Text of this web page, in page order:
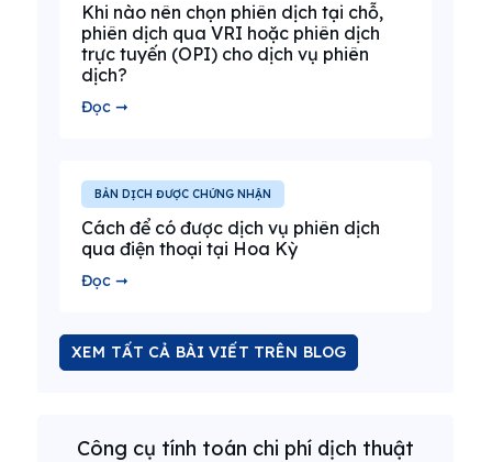
Khi nào nên chọn phiên dịch tại chỗ,
phiên dịch qua VRI hoặc phiên dịch
trực tuyến (OPI) cho dịch vụ phiên
dịch?
Đọc ➞
BẢN DỊCH ĐƯỢC CHỨNG NHẬN
Cách để có được dịch vụ phiên dịch
qua điện thoại tại Hoa Kỳ
Đọc ➞
XEM TẤT CẢ BÀI VIẾT TRÊN BLOG
Công cụ tính toán chi phí dịch thuật